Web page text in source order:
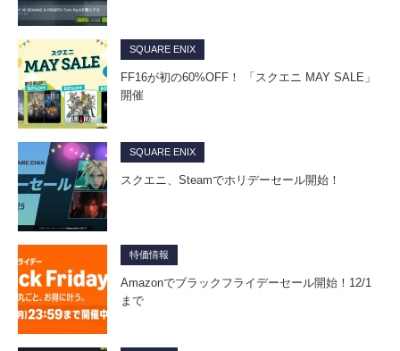
SQUARE ENIX
FF16が初の60%OFF！ 「スクエニ MAY SALE」
開催
SQUARE ENIX
スクエニ、Steamでホリデーセール開始！
特価情報
Amazonでブラックフライデーセール開始！12/1
まで